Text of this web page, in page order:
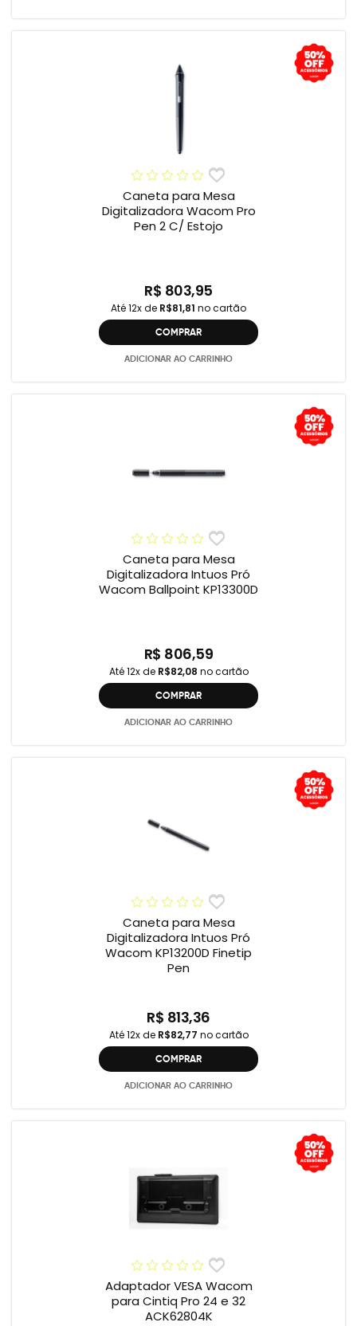
Caneta para Mesa
Digitalizadora Wacom Pro
Pen 2 C/ Estojo
R$ 803,95
Até 12x de R$81,81 no cartão
COMPRAR
ADICIONAR AO CARRINHO
Caneta para Mesa
Digitalizadora Intuos Pró
Wacom Ballpoint KP13300D
R$ 806,59
Até 12x de R$82,08 no cartão
COMPRAR
ADICIONAR AO CARRINHO
Caneta para Mesa
Digitalizadora Intuos Pró
Wacom KP13200D Finetip
Pen
R$ 813,36
Até 12x de R$82,77 no cartão
COMPRAR
ADICIONAR AO CARRINHO
Adaptador VESA Wacom
para Cintiq Pro 24 e 32
ACK62804K